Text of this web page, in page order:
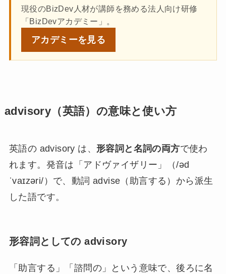
現役のBizDev人材が講師を務める法人向け研修
「BizDevアカデミー」。
アカデミーを 見る
advisory（英語）の意味と使い方
英語の advisory は、 形容詞と名詞の両方で使わ
れます。発音は「アドヴァイザリー」（/əd
ˈvaɪzəri/）で、動詞 advise（助言する）から派生
した語です。
形容詞としての advisory
「助言する」「諮問の」という意味で、後ろに名